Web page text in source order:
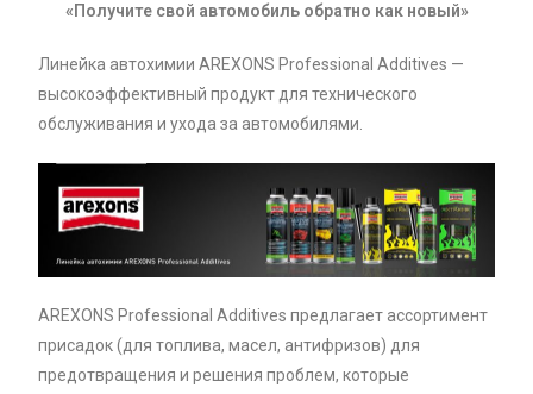
«Получите свой автомобиль обратно как новый»
Линейка автохимии AREXONS Professional Additives —
высокоэффективный продукт для технического
обслуживания и ухода за автомобилями.
AREXONS Professional Additives предлагает ассортимент
присадок (для топлива, масел, антифризов) для
предотвращения и решения проблем, которые